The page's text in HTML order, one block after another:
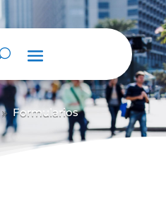
9 Formularios